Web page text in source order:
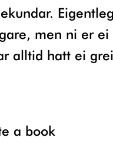
men ni er
alltid hatt ei
a book